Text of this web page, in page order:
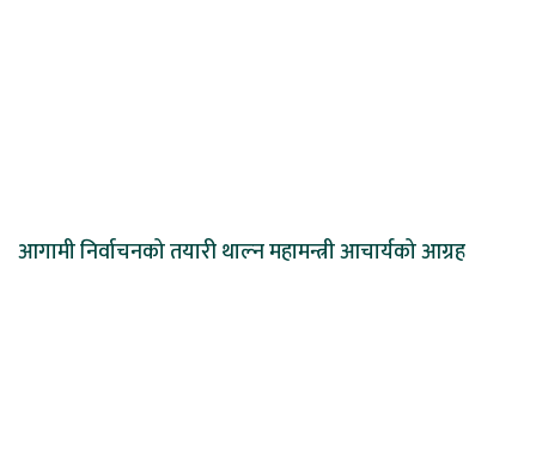
आगामी निर्वाचनको तयारी थाल्न महामन्त्री आचार्यको आग्रह